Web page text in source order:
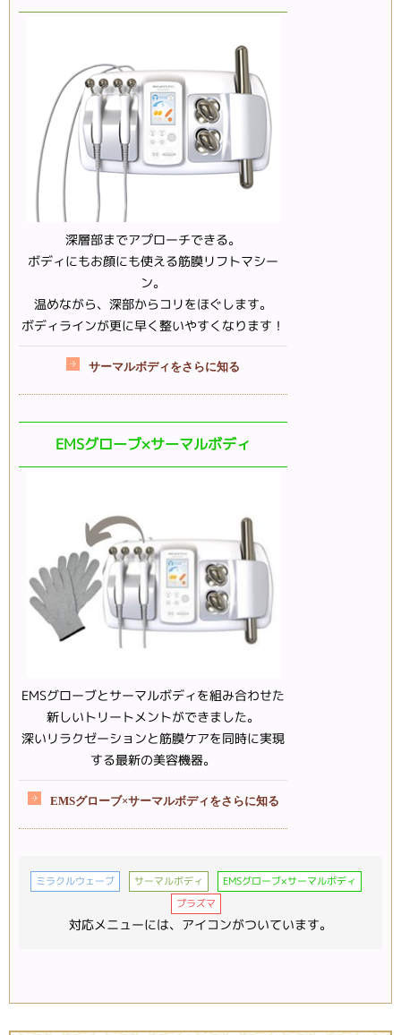
深層部までアプローチできる。
ボディにもお顔にも使える筋膜リフトマシー
ン。
温めながら、深部からコリをほぐします。
ボディラインが更に早く整いやすくなります！
サーマルボディをさらに知る
EMSグローブ×サーマルボディ
EMSグローブとサーマルボディを組み合わせた
新しいトリートメントができました。
深いリラクゼーションと筋膜ケアを同時に実現
する最新の美容機器。
EMSグローブ×サーマルボディをさらに知る
ミラクルウェーブ サーマルボディ
EMSグローブ×サーマルボディ
プラズマ
対応メニューには、アイコンがついています。